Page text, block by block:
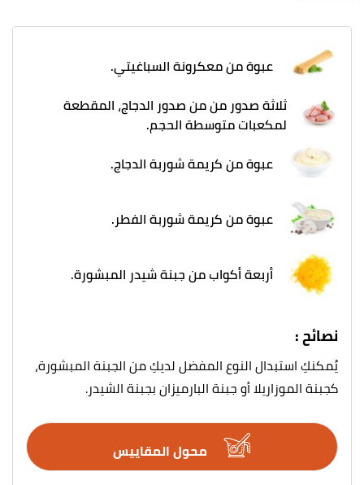
عبوة من معكرونة السباغيتي.
ثلاثة صدور من من صدور الدجاج، المقطعة
لمكعبات متوسطة الحجم.
عبوة من كريمة شوربة الدجاج.
عبوة من كريمة شوربة الفطر.
أربعة أكواب من جبنة شيدر المبشورة.
نصائح :
يُمكنكِ استبدال النوع المفضل لديكِ من الجبنة المبشورة،
كجبنة الموزاريلا أو جبنة البارميزان بجبنة الشيدر.
محول المقاييس